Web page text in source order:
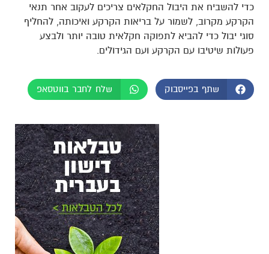
כדי להשביח את היבול החקלאים צריכים לעקוב אחר תנאי
הקרקע מקרוב, לשמור על בריאות הקרקע ואיכותה, להחליף
סוגי יבול כדי להביא לתפוקה חקלאית טובה יותר ולבצע
פעולות שיטיבו עם הקרקע ועם הגידולים.
שתף בפייסבוק שלח לחבר בווטסאפ